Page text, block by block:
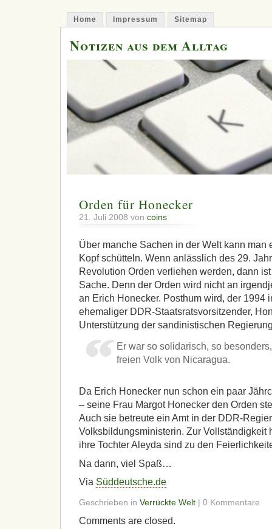
Home Impressum Sitemap
Notizen aus dem Alltag
Orden für Honecker
21. Juli 2008 von coins
Über manche Sachen in der Welt kann man
Kopf schütteln. Wenn anlässlich des 29.
Revolution Orden verliehen werden, dann
Sache. Denn der Orden wird nicht an
an Erich Honecker. Posthum wird, der 1994
ehemaliger DDR-Staatsratsvorsitzender,
Unterstützung der sandinistischen
Er war so solidarisch, so
freien Volk von Nicaragua.
Da Erich Honecker nun schon ein paar
– seine Frau Margot Honecker den Orden
Auch sie betreute ein Amt in der DDR-
Volksbildungsministerin. Zur Vollständigkeit
ihre Tochter Aleyda sind zu den
Na dann, viel Spaß…
Via Süddeutsche.de
Geschrieben in Verrückte Welt | 0 Kommentare
Comments are closed.